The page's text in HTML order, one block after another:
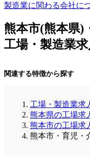
製造業に関わる会社に
熊本市(熊本県)
工場・製造業
関連する特徴から探す
工場・製造業求
熊本県の工場求
熊本市の工場求
熊本市・育児・